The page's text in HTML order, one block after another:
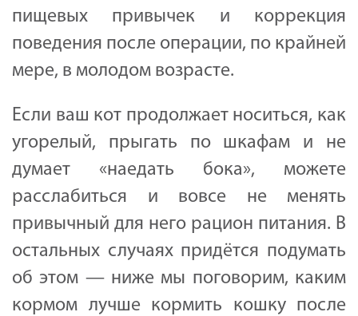
пищевых привычек и коррекция
поведения после операции, по крайней
мере, в молодом возрасте.
Если ваш кот продолжает носиться, как
угорелый, прыгать по шкафам и не
думает «наедать бока», можете
расслабиться и вовсе не менять
привычный для него рацион питания. В
остальных случаях придётся подумать
об этом — ниже мы поговорим, каким
кормом лучше кормить кошку после